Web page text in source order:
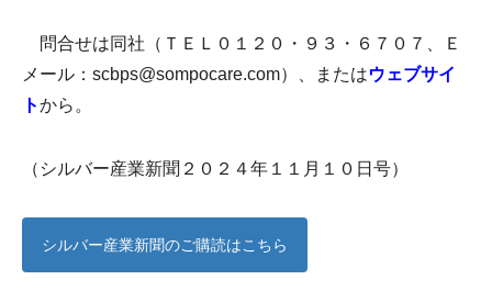
問合せは同社（ＴＥＬ０１２０・９３・６７０７、Ｅ
メール：scbps@sompocare.com）、またはウェブサイ
トから。
（シルバー産業新聞２０２４年１１月１０日号）
シルバー産業新聞のご購読はこちら